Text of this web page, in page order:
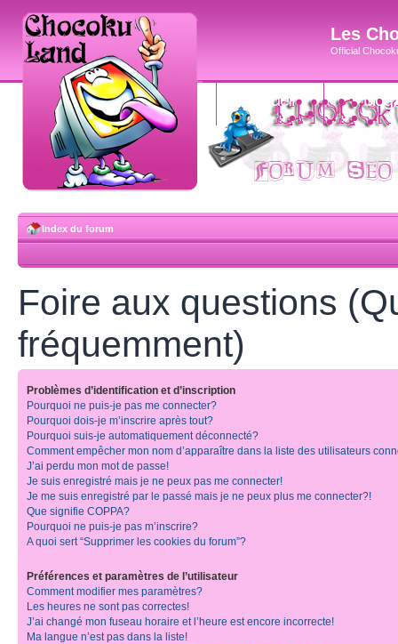
Les
Official
accueil blog
Index du forum
Foire aux questions
fréquemment)
Problèmes d’identification et d’inscription
Pourquoi ne puis-je pas me connecter?
Pourquoi dois-je m’inscrire après tout?
Pourquoi suis-je automatiquement déconnecté?
Comment empêcher mon nom d’apparaître dans la liste des utilisateurs
J’ai perdu mon mot de passe!
Je suis enregistré mais je ne peux pas me connecter!
Je me suis enregistré par le passé mais je ne peux plus me connecter?!
Que signifie COPPA?
Pourquoi ne puis-je pas m’inscrire?
A quoi sert “Supprimer les cookies du forum”?
Préférences et paramètres de l’utilisateur
Comment modifier mes paramètres?
Les heures ne sont pas correctes!
J’ai changé mon fuseau horaire et l’heure est encore incorrecte!
Ma langue n’est pas dans la liste!